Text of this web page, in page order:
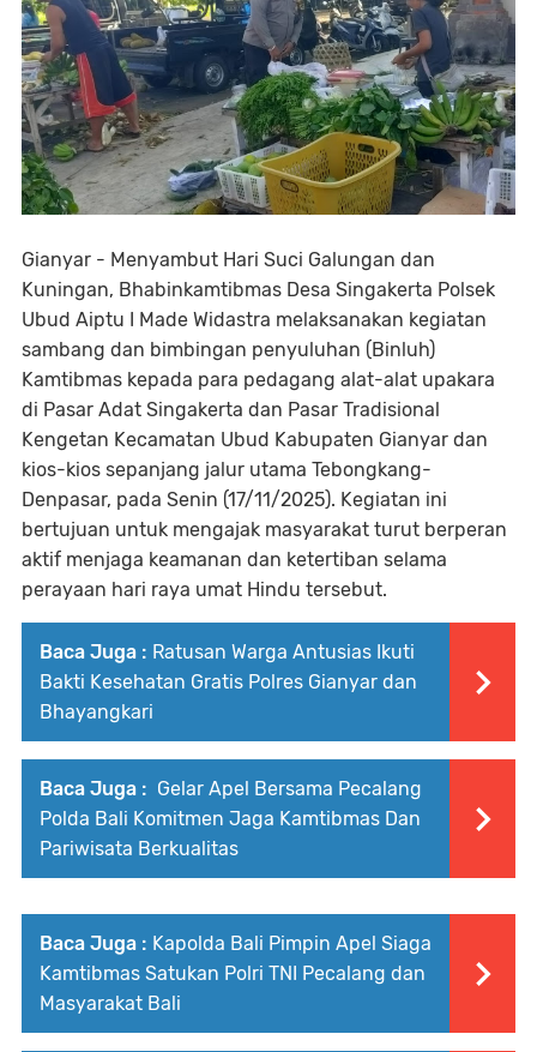
Gianyar - Menyambut Hari Suci Galungan dan
Kuningan, Bhabinkamtibmas Desa Singakerta Polsek
Ubud Aiptu I Made Widastra melaksanakan kegiatan
sambang dan bimbingan penyuluhan (Binluh)
Kamtibmas kepada para pedagang alat-alat upakara
di Pasar Adat Singakerta dan Pasar Tradisional
Kengetan Kecamatan Ubud Kabupaten Gianyar dan
kios-kios sepanjang jalur utama Tebongkang-
Denpasar, pada Senin (17/11/2025). Kegiatan ini
bertujuan untuk mengajak masyarakat turut berperan
aktif menjaga keamanan dan ketertiban selama
perayaan hari raya umat Hindu tersebut.
Baca Juga : Ratusan Warga Antusias Ikuti
Bakti Kesehatan Gratis Polres Gianyar dan
Bhayangkari
Baca Juga : Gelar Apel Bersama Pecalang
Polda Bali Komitmen Jaga Kamtibmas Dan
Pariwisata Berkualitas
Baca Juga : Kapolda Bali Pimpin Apel Siaga
Kamtibmas Satukan Polri TNI Pecalang dan
Masyarakat Bali